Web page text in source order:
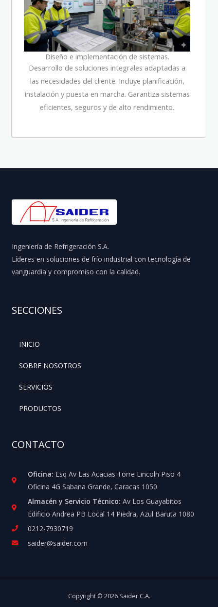
Diseño e implementación de sistemas.
Desarrollo de soluciones integrales adaptadas a
las necesidades del cliente. Incluye planificación,
instalación y puesta en marcha. Garantiza sistemas
eficientes, seguros y de alto rendimiento.
Ingeniería de Refrigeración S.A.
Líderes en soluciones de frío industrial con tecnología de
vanguardia y compromiso con la calidad.
SECCIONES
INICIO
SOBRE NOSOTROS
SERVICIOS
PRODUCTOS
CONTACTO
Oficina: Esq Av Las Acacias Torre Lincoln Piso 4
Oficina 4G Sabana Grande, Caracas 1050
Almacén y Servicio Técnico: Av Los Guayabitos
Edificio Andrea PB Local 14 Piedra, Azul Baruta 1080
0212-7930719
saider@saider.com
Copyright © 2026 Saider C.A.